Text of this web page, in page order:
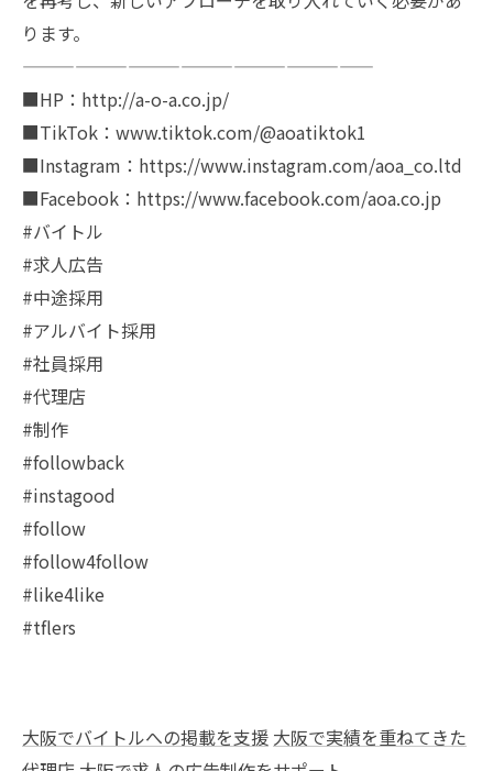
ります。
————————————————————
■HP：http://a-o-a.co.jp/
■TikTok：www.tiktok.com/@aoatiktok1
■Instagram：https://www.instagram.com/aoa_co.ltd
■Facebook：https://www.facebook.com/aoa.co.jp
#バイトル
#求人広告
#中途採用
#アルバイト採用
#社員採用
#代理店
#制作
#followback
#instagood
#follow
#follow4follow
#like4like
#tflers
大阪でバイトルへの掲載を支援 大阪で実績を重ねてきた